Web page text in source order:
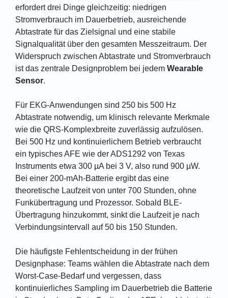
erfordert drei Dinge gleichzeitig: niedrigen
Stromverbrauch im Dauerbetrieb, ausreichende
Abtastrate für das Zielsignal und eine stabile
Signalqualität über den gesamten Messzeitraum. Der
Widerspruch zwischen Abtastrate und Stromverbrauch
ist das zentrale Designproblem bei jedem Wearable
Sensor.
Für EKG-Anwendungen sind 250 bis 500 Hz
Abtastrate notwendig, um klinisch relevante Merkmale
wie die QRS-Komplexbreite zuverlässig aufzulösen.
Bei 500 Hz und kontinuierlichem Betrieb verbraucht
ein typisches AFE wie der ADS1292 von Texas
Instruments etwa 300 µA bei 3 V, also rund 900 µW.
Bei einer 200-mAh-Batterie ergibt das eine
theoretische Laufzeit von unter 700 Stunden, ohne
Funkübertragung und Prozessor. Sobald BLE-
Übertragung hinzukommt, sinkt die Laufzeit je nach
Verbindungsintervall auf 50 bis 150 Stunden.
Die häufigste Fehlentscheidung in der frühen
Designphase: Teams wählen die Abtastrate nach dem
Worst-Case-Bedarf und vergessen, dass
kontinuierliches Sampling im Dauerbetrieb die Batterie